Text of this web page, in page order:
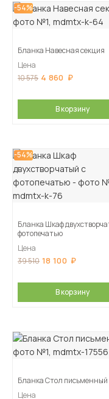
-54%
Бланка Навесная секция
Цена
10 575 4 860
В корзину
-54%
Бланка Шкаф
фотопечатью
Цена
39 510 18 100
В корзину
Бланка Стол письменный
Цена